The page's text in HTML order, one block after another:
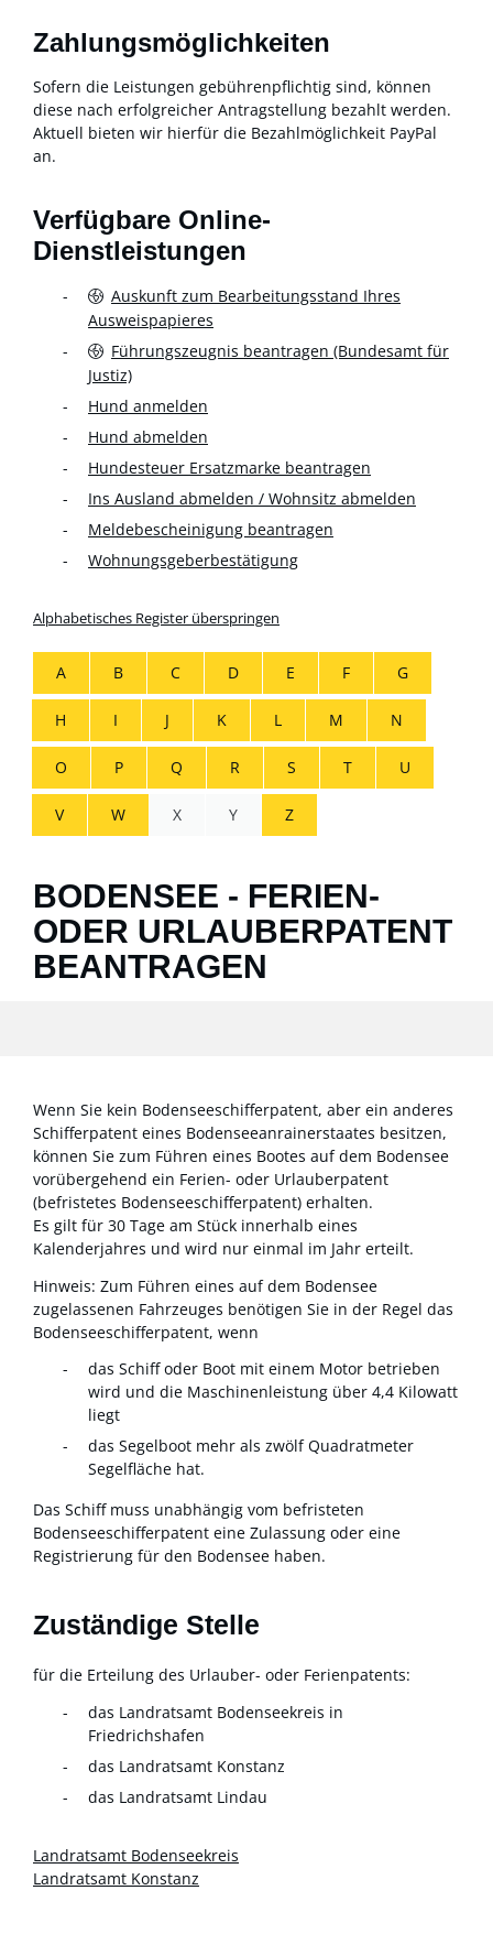
Zahlungsmöglichkeiten
Sofern die Leistungen gebührenpflichtig sind, können
diese nach erfolgreicher Antragstellung bezahlt werden.
Aktuell bieten wir hierfür die Bezahlmöglichkeit PayPal
an.
Verfügbare Online-
Dienstleistungen
Auskunft zum Bearbeitungsstand Ihres
Ausweispapieres
Führungszeugnis beantragen (Bundesamt für
Justiz)
Hund anmelden
Hund abmelden
Hundesteuer Ersatzmarke beantragen
Ins Ausland abmelden / Wohnsitz abmelden
Meldebescheinigung beantragen
Wohnungsgeberbestätigung
Alphabetisches Register überspringen
A B C D E F G
H I J K L M N
O P Q R S T U
V W X Y Z
BODENSEE - FERIEN-
ODER URLAUBERPATENT
BEANTRAGEN
Wenn Sie kein Bodenseeschifferpatent, aber ein anderes
Schifferpatent eines Bodenseeanrainerstaates besitzen,
können Sie zum Führen eines Bootes auf dem Bodensee
vorübergehend ein Ferien- oder Urlauberpatent
(befristetes Bodenseeschifferpatent) erhalten.
Es gilt für 30 Tage am Stück innerhalb eines
Kalenderjahres und wird nur einmal im Jahr erteilt.
Hinweis: Zum Führen eines auf dem Bodensee
zugelassenen Fahrzeuges benötigen Sie in der Regel das
Bodenseeschifferpatent, wenn
das Schiff oder Boot mit einem Motor betrieben
wird und die Maschinenleistung über 4,4 Kilowatt
liegt
das Segelboot mehr als zwölf Quadratmeter
Segelfläche hat.
Das Schiff muss unabhängig vom befristeten
Bodenseeschifferpatent eine Zulassung oder eine
Registrierung für den Bodensee haben.
Zuständige Stelle
für die Erteilung des Urlauber- oder Ferienpatents:
das Landratsamt Bodenseekreis in
Friedrichshafen
das Landratsamt Konstanz
das Landratsamt Lindau
Landratsamt Bodenseekreis
Landratsamt Konstanz